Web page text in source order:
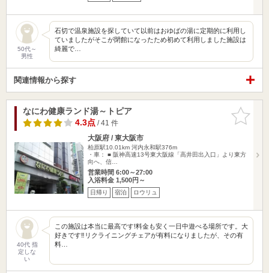
50代～
男性
石切で温泉施設を探していて以前はおゆばの湯に定期的に利用し
ていましたがそこが閉館になったため初めて利用しました施設は
綺麗で…
関連情報から探す
お気に入
りに追加
なにわ健康ランド湯～トピア
4.3点/ 41 件
大阪府 / 東大阪市
柏原駅10.01km 河内永和駅376m
・車： ■ 阪神高速13号東大阪線「高井田出入口」より東方
向へ、信…
営業時間 6:00～27:00
入浴料金 1,500円～
日帰り 宿泊 ロウリュ
40代 指
定しな
い
この施設は本当に最高です!料金も安く一日中遊べる場所です。大
好きです‼︎リクライニングチェアが有料になりましたが、その有
料…